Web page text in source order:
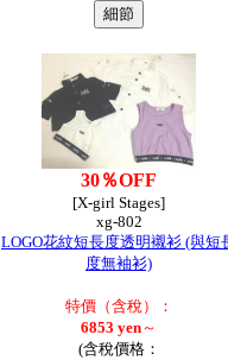
30％OFF
[X-girl Stages]
xg-802
LOGO花紋短長度透明襯衫 (與短
度無袖衫)
特價（含稅）：
6853 yen～
(含稅價格：